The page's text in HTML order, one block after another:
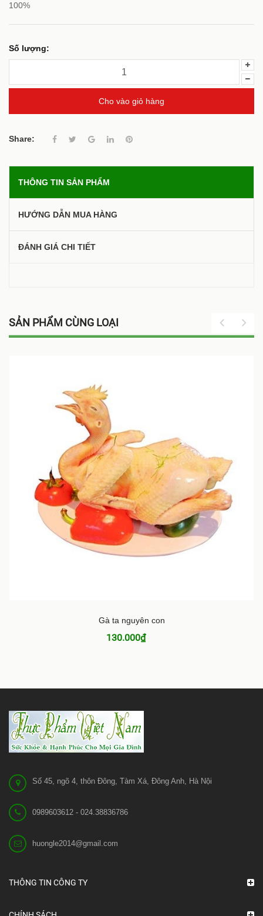
100%
Số lượng:
Cho vào giỏ hàng
Share:
THÔNG TIN SẢN PHẨM
HƯỚNG DẪN MUA HÀNG
ĐÁNH GIÁ CHI TIẾT
SẢN PHẨM CÙNG LOẠI
Gà ta nguyên con
130.000₫
Số 45, ngõ 4, thôn Đông, Tàm Xá, Đông Anh, Hà Nội
0989603612 - 024.38836786
huongle2014@gmail.com
THÔNG TIN CÔNG TY